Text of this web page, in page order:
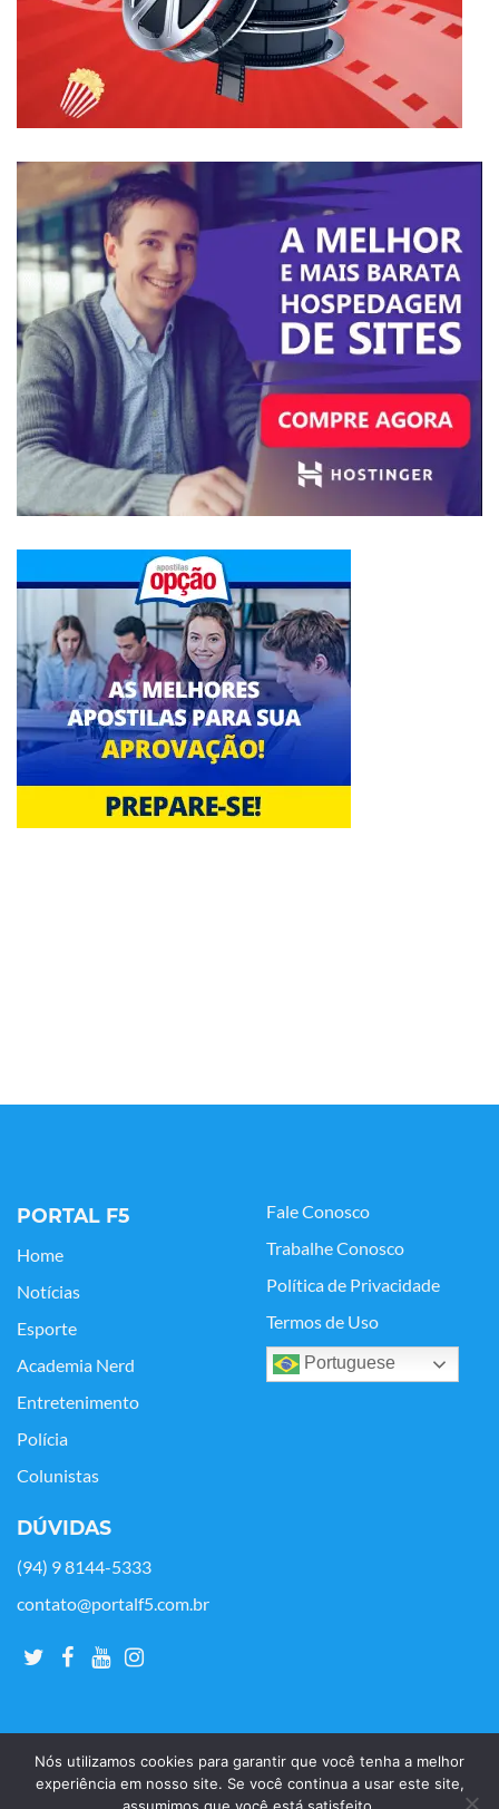
PORTAL F5
Home
Notícias
Esporte
Academia Nerd
Entretenimento
Polícia
Colunistas
Fale Conosco
Trabalhe Conosco
Política de Privacidade
Termos de Uso
Portuguese
DÚVIDAS
(94) 9 8144-5333
contato@portalf5.com.br
Nós utilizamos cookies para garantir que você tenha a melhor
experiência em nosso site. Se você continua a usar este site,